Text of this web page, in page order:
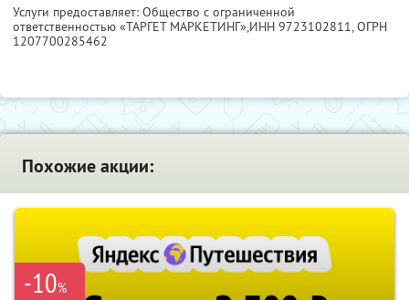
Услуги предоставляет: Общество с ограниченной
ответственностью «ТАРГЕТ МАРКЕТИНГ»,ИНН 9723102811, ОГРН
1207700285462
Похожие акции:
-10%